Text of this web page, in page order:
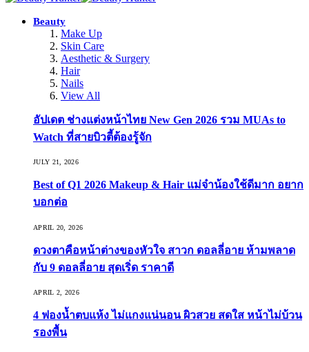
Beauty
Make Up
Skin Care
Aesthetic & Surgery
Hair
Nails
View All
อัปเดต ช่างแต่งหน้าไทย New Gen 2026 รวม MUAs to
Watch ที่สายบิวตี้ต้องรู้จัก
JULY 21, 2026
Best of Q1 2026 Makeup & Hair แม่จ๋าน้องใช้ดีมาก อยาก
บอกต่อ
APRIL 20, 2026
ดวงตาคือหน้าต่างของหัวใจ สาวก ดอลลี่อาย ห้ามพลาด
กับ 9 ดอลลี่อาย สุดเริ่ด ราคาดี
APRIL 2, 2026
4 ฟองน้ำตบแห้ง ไม่แกงแน่นอน ผิวสวย สดใส หน้าไม่บ้วน
รองพื้น